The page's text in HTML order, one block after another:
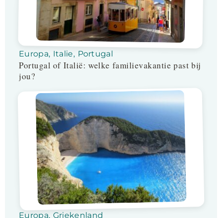
Europa, Italie, Portugal
Portugal of Italië: welke familievakantie past bij
jou?
Europa, Griekenland